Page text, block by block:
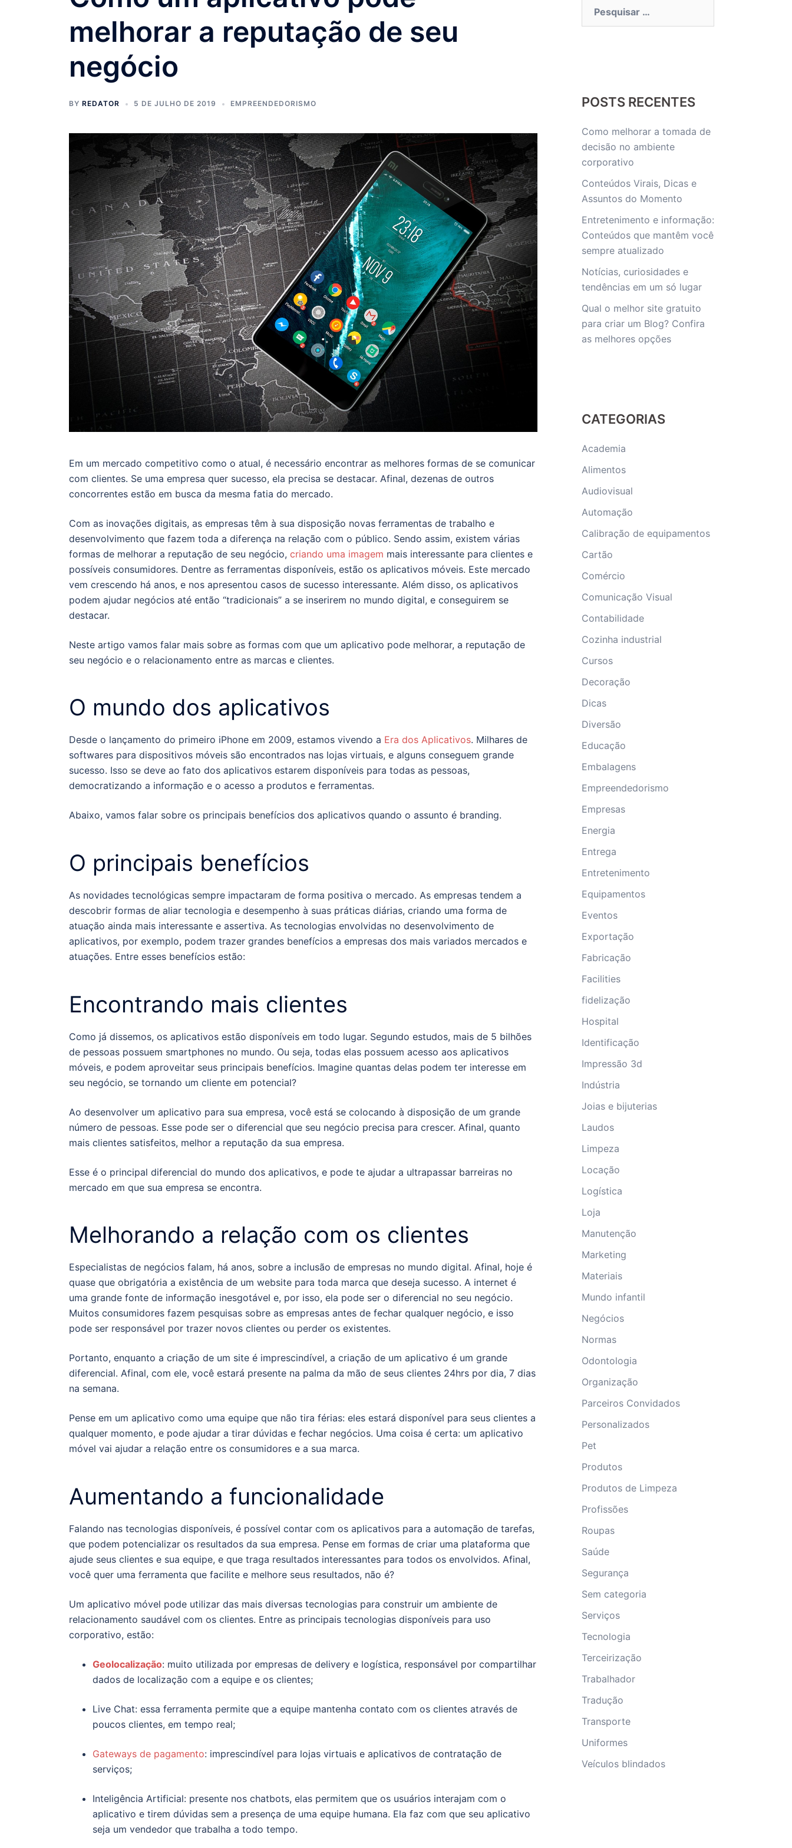
melhorar a reputação de seu
negócio
BY REDATOR 5 DE JULHO DE 2019 EMPREENDEDORISMO
Em um mercado competitivo como o atual, é necessário encontrar as melhores formas de se comunicar
com clientes. Se uma empresa quer sucesso, ela precisa se destacar. Afinal, dezenas de outros
concorrentes estão em busca da mesma fatia do mercado.
Com as inovações digitais, as empresas têm à sua disposição novas ferramentas de trabalho e
desenvolvimento que fazem toda a diferença na relação com o público. Sendo assim, existem várias
formas de melhorar a reputação de seu negócio, criando uma imagem mais interessante para clientes e
possíveis consumidores. Dentre as ferramentas disponíveis, estão os aplicativos móveis. Este mercado
vem crescendo há anos, e nos apresentou casos de sucesso interessante. Além disso, os aplicativos
podem ajudar negócios até então “tradicionais” a se inserirem no mundo digital, e conseguirem se
destacar.
Neste artigo vamos falar mais sobre as formas com que um aplicativo pode melhorar, a reputação de
seu negócio e o relacionamento entre as marcas e clientes.
O mundo dos aplicativos
Desde o lançamento do primeiro iPhone em 2009, estamos vivendo a Era dos Aplicativos. Milhares de
softwares para dispositivos móveis são encontrados nas lojas virtuais, e alguns conseguem grande
sucesso. Isso se deve ao fato dos aplicativos estarem disponíveis para todas as pessoas,
democratizando a informação e o acesso a produtos e ferramentas.
Abaixo, vamos falar sobre os principais benefícios dos aplicativos quando o assunto é branding.
O principais benefícios
As novidades tecnológicas sempre impactaram de forma positiva o mercado. As empresas tendem a
descobrir formas de aliar tecnologia e desempenho à suas práticas diárias, criando uma forma de
atuação ainda mais interessante e assertiva. As tecnologias envolvidas no desenvolvimento de
aplicativos, por exemplo, podem trazer grandes benefícios a empresas dos mais variados mercados e
atuações. Entre esses benefícios estão:
Encontrando mais clientes
Como já dissemos, os aplicativos estão disponíveis em todo lugar. Segundo estudos, mais de 5 bilhões
de pessoas possuem smartphones no mundo. Ou seja, todas elas possuem acesso aos aplicativos
móveis, e podem aproveitar seus principais benefícios. Imagine quantas delas podem ter interesse em
seu negócio, se tornando um cliente em potencial?
Ao desenvolver um aplicativo para sua empresa, você está se colocando à disposição de um grande
número de pessoas. Esse pode ser o diferencial que seu negócio precisa para crescer. Afinal, quanto
mais clientes satisfeitos, melhor a reputação da sua empresa.
Esse é o principal diferencial do mundo dos aplicativos, e pode te ajudar a ultrapassar barreiras no
mercado em que sua empresa se encontra.
Melhorando a relação com os clientes
Especialistas de negócios falam, há anos, sobre a inclusão de empresas no mundo digital. Afinal, hoje é
quase que obrigatória a existência de um website para toda marca que deseja sucesso. A internet é
uma grande fonte de informação inesgotável e, por isso, ela pode ser o diferencial no seu negócio.
Muitos consumidores fazem pesquisas sobre as empresas antes de fechar qualquer negócio, e isso
pode ser responsável por trazer novos clientes ou perder os existentes.
Portanto, enquanto a criação de um site é imprescindível, a criação de um aplicativo é um grande
diferencial. Afinal, com ele, você estará presente na palma da mão de seus clientes 24hrs por dia, 7 dias
na semana.
Pense em um aplicativo como uma equipe que não tira férias: eles estará disponível para seus clientes a
qualquer momento, e pode ajudar a tirar dúvidas e fechar negócios. Uma coisa é certa: um aplicativo
móvel vai ajudar a relação entre os consumidores e a sua marca.
Aumentando a funcionalidade
Falando nas tecnologias disponíveis, é possível contar com os aplicativos para a automação de tarefas,
que podem potencializar os resultados da sua empresa. Pense em formas de criar uma plataforma que
ajude seus clientes e sua equipe, e que traga resultados interessantes para todos os envolvidos. Afinal,
você quer uma ferramenta que facilite e melhore seus resultados, não é?
Um aplicativo móvel pode utilizar das mais diversas tecnologias para construir um ambiente de
relacionamento saudável com os clientes. Entre as principais tecnologias disponíveis para uso
corporativo, estão:
Geolocalização: muito utilizada por empresas de delivery e logística, responsável por compartilhar
dados de localização com a equipe e os clientes;
Live Chat: essa ferramenta permite que a equipe mantenha contato com os clientes através de
poucos clientes, em tempo real;
Gateways de pagamento: imprescindível para lojas virtuais e aplicativos de contratação de
serviços;
Inteligência Artificial: presente nos chatbots, elas permitem que os usuários interajam com o
aplicativo e tirem dúvidas sem a presença de uma equipe humana. Ela faz com que seu aplicativo
seja um vendedor que trabalha a todo tempo.
POSTS RECENTES
Como melhorar a tomada de
decisão no ambiente
corporativo
Conteúdos Virais, Dicas e
Assuntos do Momento
Entretenimento e informação:
Conteúdos que mantêm você
sempre atualizado
Notícias, curiosidades e
tendências em um só lugar
Qual o melhor site gratuito
para criar um Blog? Confira
as melhores opções
CATEGORIAS
Academia
Alimentos
Audiovisual
Automação
Calibração de equipamentos
Cartão
Comércio
Comunicação Visual
Contabilidade
Cozinha industrial
Cursos
Decoração
Dicas
Diversão
Educação
Embalagens
Empreendedorismo
Empresas
Energia
Entrega
Entretenimento
Equipamentos
Eventos
Exportação
Fabricação
Facilities
fidelização
Hospital
Identificação
Impressão 3d
Indústria
Joias e bijuterias
Laudos
Limpeza
Locação
Logística
Loja
Manutenção
Marketing
Materiais
Mundo infantil
Negócios
Normas
Odontologia
Organização
Parceiros Convidados
Personalizados
Pet
Produtos
Produtos de Limpeza
Profissões
Roupas
Saúde
Segurança
Sem categoria
Serviços
Tecnologia
Terceirização
Trabalhador
Tradução
Transporte
Uniformes
Veículos blindados